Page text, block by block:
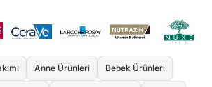
Anne Ürünleri Bebek Ürünleri